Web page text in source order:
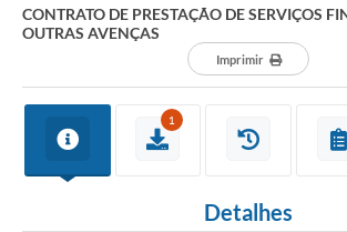
CONTRATO DE PRESTAÇÃO DE SERVIÇOS
OUTRAS AVENÇAS
Imprimir
1
Detalhes